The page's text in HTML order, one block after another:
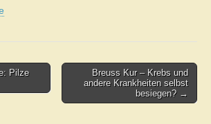
Pilze
Breuss Kur – Krebs und
andere Krankheiten selbst
besiegen? →